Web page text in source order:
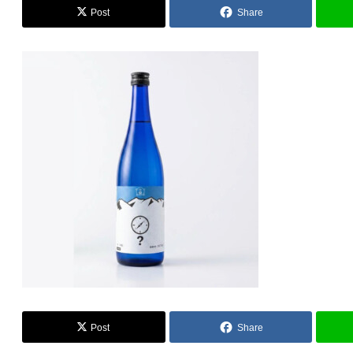
Post Share
Post Share